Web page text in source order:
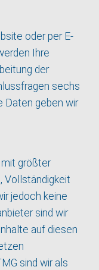
oder per E-
Ihre
der
sechs
Daten geben wir
größter
Vollständigkeit
jedoch keine
sind wir
auf diesen
sind wir als